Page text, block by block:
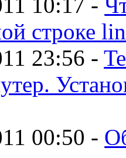
строке
23:56 -
00:50 -